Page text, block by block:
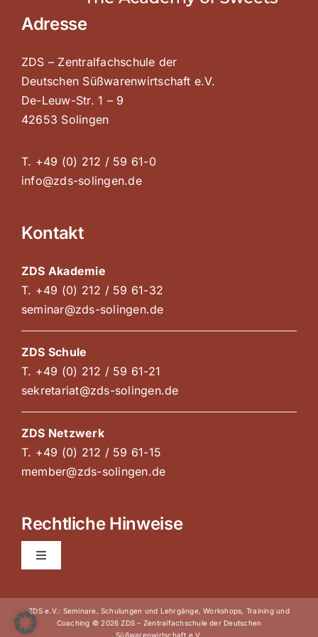
Adresse
ZDS – Zentralfachschule der
Deutschen Süßwarenwirtschaft e.V.
De-Leuw-Str. 1 – 9
42653 Solingen
T. +49 (0) 212 / 59 61-0
info@zds-solingen.de
Kontakt
ZDS Akademie
T. +49 (0) 212 / 59 61-32
seminar@zds-solingen.de
ZDS Schule
T. +49 (0) 212 / 59 61-21
sekretariat@zds-solingen.de
ZDS Netzwerk
T. +49 (0) 212 / 59 61-15
member@zds-solingen.de
Rechtliche Hinweise
Toggle
ZDS e.V.: Seminare, Schulungen und Lehrgänge, Workshops, Training und
Coaching © 2026 ZDS – Zentralfachschule der Deutschen
Süßwarenwirtschaft e.V.